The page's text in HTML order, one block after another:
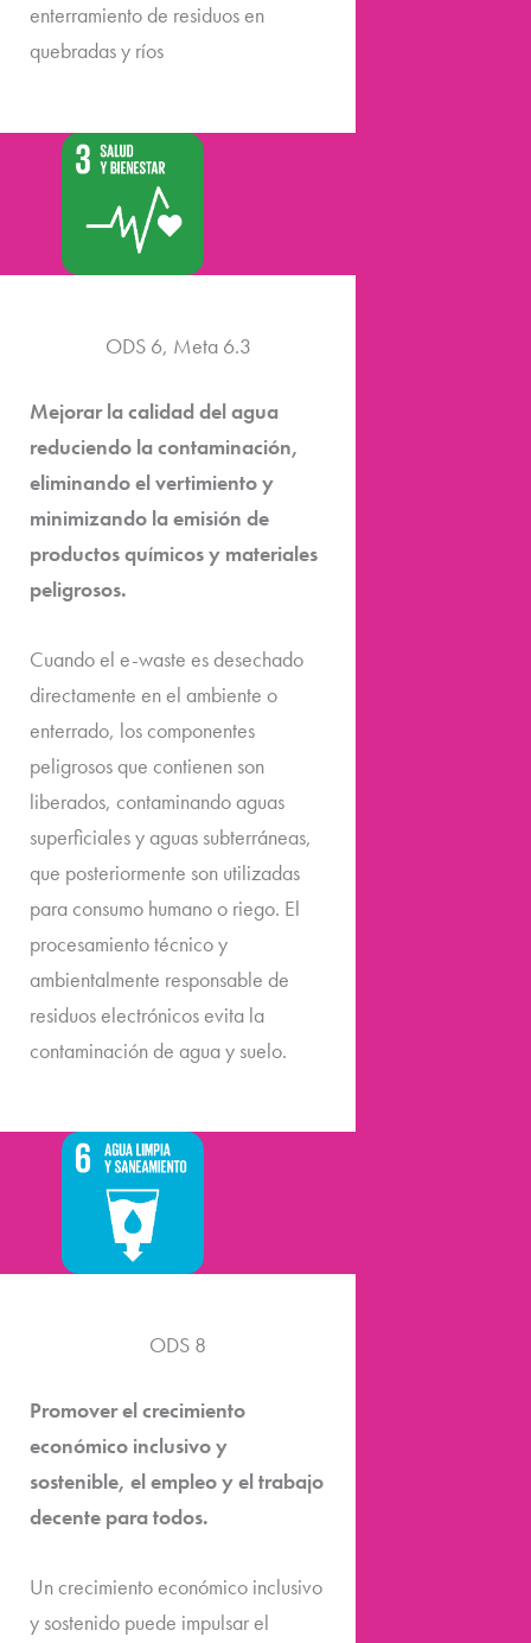
enterramiento de residuos en
quebradas y ríos
ODS 6, Meta 6.3
Mejorar la calidad del agua
reduciendo la contaminación,
eliminando el vertimiento y
minimizando la emisión de
productos químicos y materiales
peligrosos.
Cuando el e-waste es desechado
directamente en el ambiente o
enterrado, los componentes
peligrosos que contienen son
liberados, contaminando aguas
superficiales y aguas subterráneas,
que posteriormente son utilizadas
para consumo humano o riego. El
procesamiento técnico y
ambientalmente responsable de
residuos electrónicos evita la
contaminación de agua y suelo.
ODS 8
Promover el crecimiento
económico inclusivo y
sostenible, el empleo y el trabajo
decente para todos.
Un crecimiento económico inclusivo
y sostenido puede impulsar el